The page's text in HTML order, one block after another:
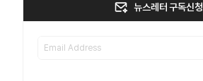
뉴스레터 구독신청